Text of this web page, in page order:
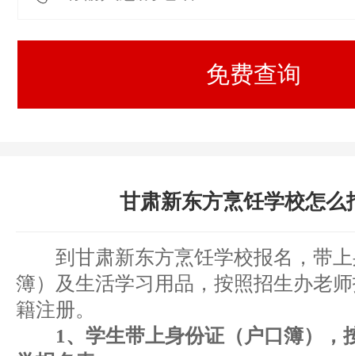
甘肃新东方烹饪学校怎么
到甘肃新东方烹饪学校报名，带
簿）及生活学习用品，按照招生办老
籍注册。
1、学生带上身份证（户口簿），